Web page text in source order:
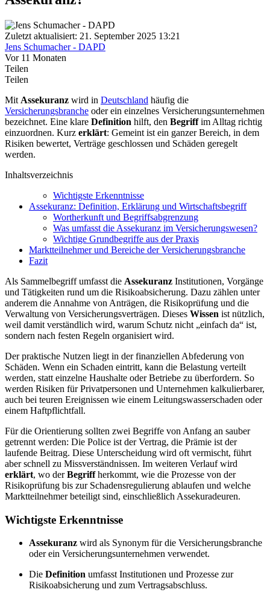
Zuletzt aktualisiert: 21. September 2025 13:21
Jens Schumacher - DAPD
Vor 11 Monaten
Teilen
Teilen
Mit Assekuranz wird in Deutschland häufig die
Versicherungsbranche oder ein einzelnes Versicherungsunternehmen
bezeichnet. Eine klare Definition hilft, den Begriffim Alltag richtig
einzuordnen. Kurz erklärt: Gemeint ist ein ganzer Bereich, in dem
Risiken bewertet, Verträge geschlossen und Schäden geregelt
werden.
Inhaltsverzeichnis
Wichtigste Erkenntnisse
Assekuranz: Definition, Erklärung und Wirtschaftsbegriff
Wortherkunft und Begriffsabgrenzung
Was umfasst die Assekuranz im Versicherungswesen?
Wichtige Grundbegriffe aus der Praxis
Marktteilnehmer und Bereiche der Versicherungsbranche
Fazit
Als Sammelbegriff umfasst die Assekuranz Institutionen, Vorgänge
und Tätigkeiten rund um die Risikoabsicherung. Dazu zählen unter
anderem die Annahme von Anträgen, die Risikoprüfung und die
Verwaltung von Versicherungsverträgen. Dieses Wissen ist nützlich,
weil damit verständlich wird, warum Schutz nicht „einfach da“ ist,
sondern nach festen Regeln organisiert wird.
Der praktische Nutzen liegt in der finanziellen Abfederung von
Schäden. Wenn ein Schaden eintritt, kann die Belastung verteilt
werden, statt einzelne Haushalte oder Betriebe zu überfordern. So
werden Risiken für Privatpersonen und Unternehmen kalkulierbarer,
auch bei teuren Ereignissen wie einem Leitungswasserschaden oder
einem Haftpflichtfall.
Für die Orientierung sollten zwei Begriffe von Anfang an sauber
getrennt werden: Die Police ist der Vertrag, die Prämie ist der
laufende Beitrag. Diese Unterscheidung wird oft vermischt, führt
aber schnell zu Missverständnissen. Im weiteren Verlauf wird
erklärt, wo derBegriffherkommt, wie die Prozesse von der
Risikoprüfung bis zur Schadensregulierung ablaufen und welche
Marktteilnehmer beteiligt sind, einschließlich Assekuradeuren.
Wichtigste Erkenntnisse
Assekuranz wird als Synonym für die Versicherungsbranche
oder ein Versicherungsunternehmen verwendet.
Die Definition umfasst Institutionen und Prozesse zur
Risikoabsicherung und zum Vertragsabschluss.